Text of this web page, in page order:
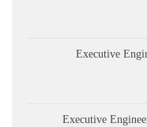
Executive
Executive